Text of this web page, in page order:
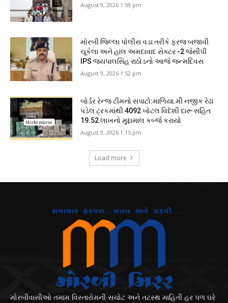
August 9, 2026 1:59 pm
મોરબી જિલ્લા પોલીસ વડા તરીકે ફરજ બજાવી
ચૂકેલા અને હાલ અમદાવાદ સેક્ટર -2 જેસીપી
IPS જયપાલસિંહ રાઠોડનો આજે જન્મદિવસ
August 9, 2026 1:52 pm
બોર્ડર રેન્જ ટીમનો સપાટો:માળિયા.મી નજીક રેઢા
પડેલ ટ્રકમાંથી 4092 બોટલ વિદેશી દારૂ સહિત
19.52 લાખનો મુદ્દામાલ કબ્જે કરાયો
August 9, 2026 1:15 pm
Load more
મોરબીવાસીઓ તમામ વિસ્તારોમની સચોટ અને તટસ્થ માહિતી હર પળ ઘરે